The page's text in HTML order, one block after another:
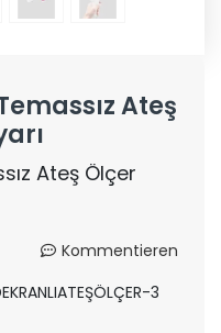
Ateş
Ateş Ölçer
Kommentieren
3